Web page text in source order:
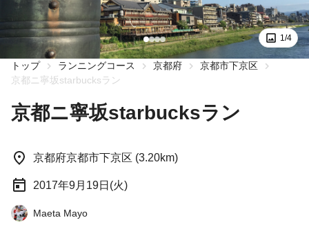
1/4
トップ ランニングコース 京都府
京都市下京区
京都ニ寧坂starbucksラン
京都ニ寧坂starbucksラン
京都府京都市下京区 (3.20km)
2017年9月19日(火)
Maeta Mayo